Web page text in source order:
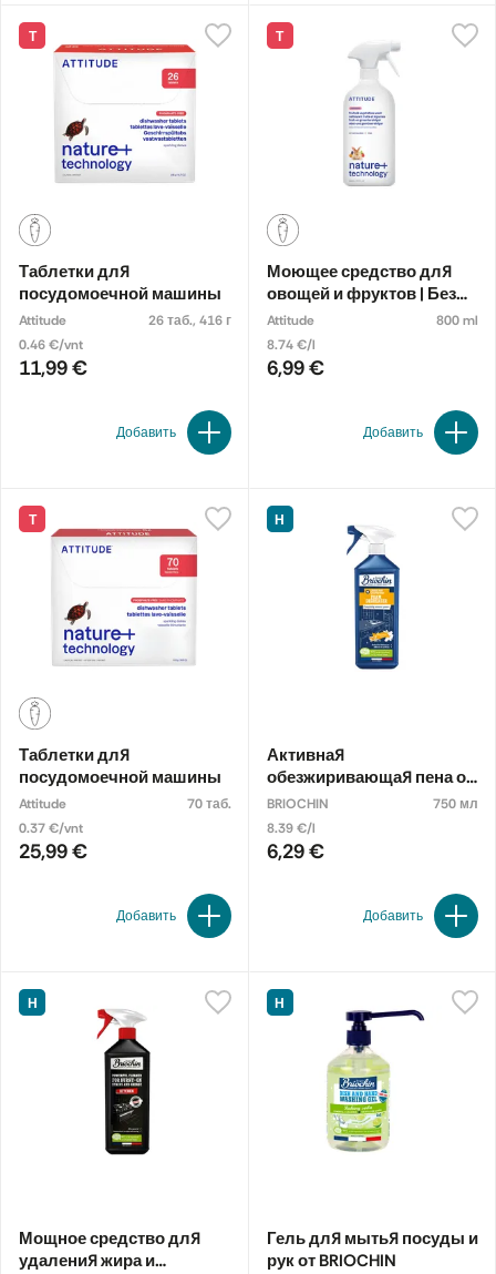
Т
Таблетки для
посудомоечной машины
Attitude
26 таб., 416 г
0.46 €/vnt
11,99 €
Добавить
Т
Моющее средство для
овощей и фруктов | Без
аромата
Attitude
800 ml
8.74 €/l
6,99 €
Добавить
Т
Таблетки для
посудомоечной машины
Attitude
70 таб.
0.37 €/vnt
25,99 €
Добавить
Н
Активная
обезжиривающая пена от
BRIOCHIN
BRIOCHIN
750 мл
8.39 €/l
6,29 €
Добавить
Н
Мощное средство для
удаления жира и
Н
Гель для мытья посуды и
рук от BRIOCHIN